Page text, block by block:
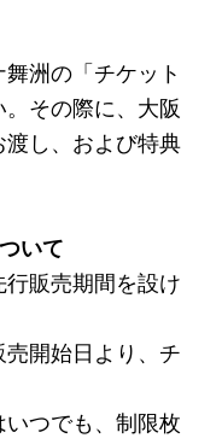
洲の「チケット
その際に、大阪
し、および特典
いて
販売期間を設け
開始日より、チ
つでも、制限枚